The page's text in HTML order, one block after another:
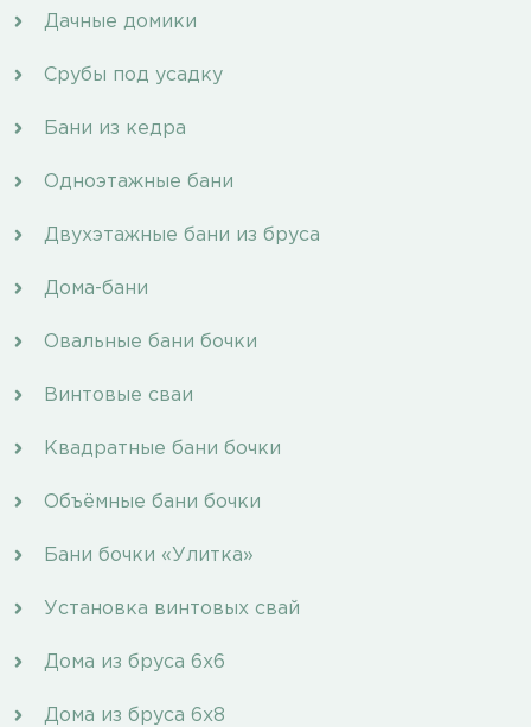
Дачные домики
Срубы под усадку
Бани из кедра
Одноэтажные бани
Двухэтажные бани из бруса
Дома-бани
Овальные бани бочки
Винтовые сваи
Квадратные бани бочки
Объёмные бани бочки
Бани бочки «Улитка»
Установка винтовых свай
Дома из бруса 6х6
Дома из бруса 6х8